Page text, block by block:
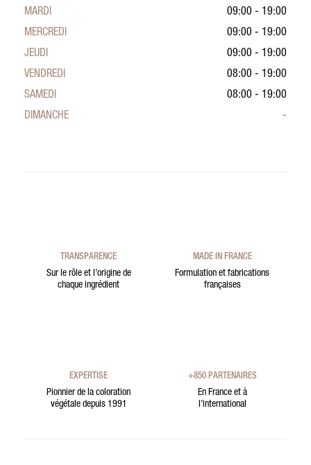
MARDI
09:00 - 19:00
MERCREDI
09:00 - 19:00
JEUDI
09:00 - 19:00
VENDREDI
08:00 - 19:00
SAMEDI
08:00 - 19:00
DIMANCHE
-
TRANSPARENCE
Sur le rôle et l’origine de
chaque ingrédient
MADE IN FRANCE
Formulation et fabrications
françaises
EXPERTISE
Pionnier de la coloration
végétale depuis 1991
+850 PARTENAIRES
En France et à
l’international